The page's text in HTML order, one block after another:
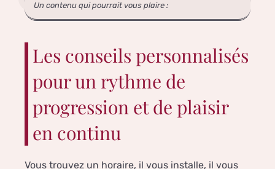
Un contenu qui pourrait vous plaire :
Les conseils personnalisés
pour un rythme de
progression et de plaisir
en continu
Vous trouvez un horaire, il vous installe, il vous